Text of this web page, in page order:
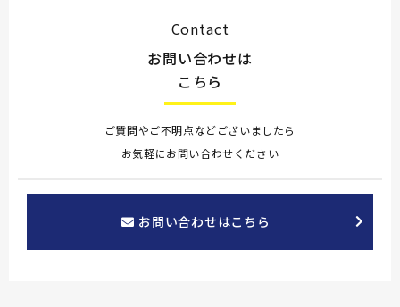
Contact
お問い合わせは
こちら
ご質問やご不明点などございましたら
お気軽にお問い合わせください
お問い合わせはこちら